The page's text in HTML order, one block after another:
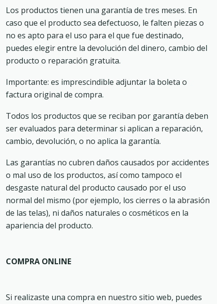
Los productos tienen una garantía de tres meses. En
caso que el producto sea defectuoso, le falten piezas o
no es apto para el uso para el que fue destinado,
puedes elegir entre la devolución del dinero, cambio del
producto o reparación gratuita.
Importante: es imprescindible adjuntar la boleta o
factura original de compra.
Todos los productos que se reciban por garantía deben
ser evaluados para determinar si aplican a reparación,
cambio, devolución, o no aplica la garantía.
Las garantías no cubren daños causados por accidentes
o mal uso de los productos, así como tampoco el
desgaste natural del producto causado por el uso
normal del mismo (por ejemplo, los cierres o la abrasión
de las telas), ni daños naturales o cosméticos en la
apariencia del producto.
COMPRA ONLINE
Si realizaste una compra en nuestro sitio web, puedes